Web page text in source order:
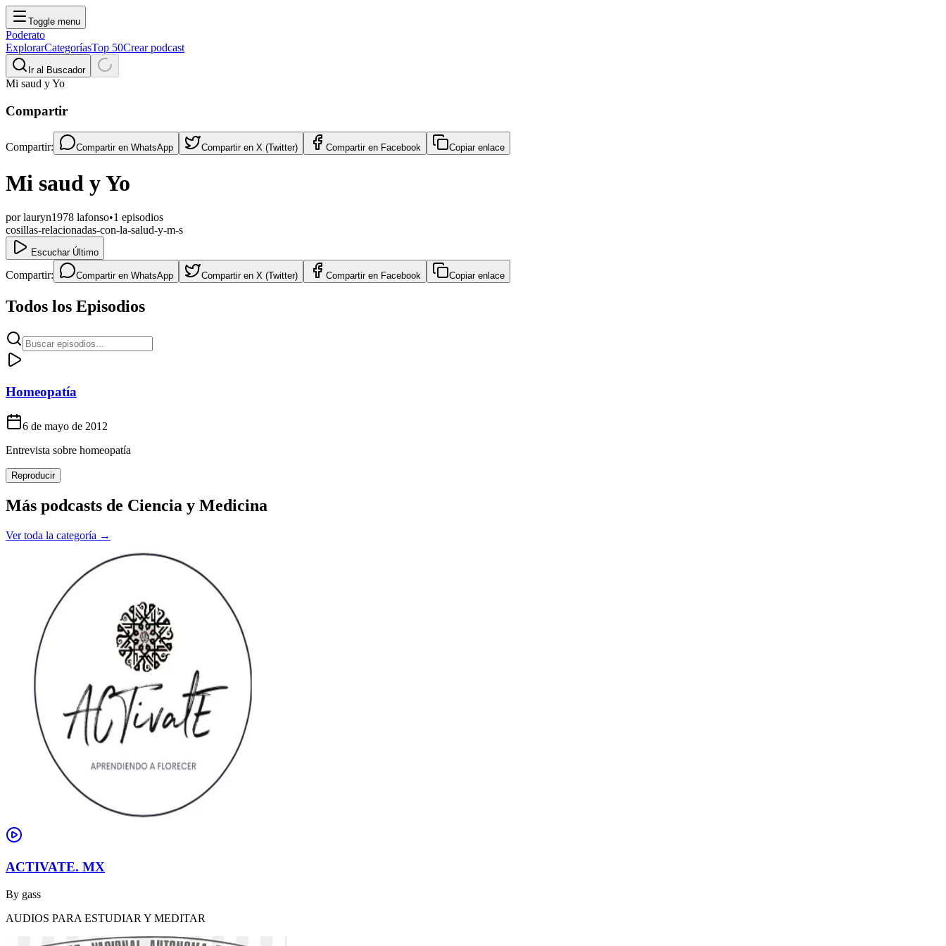
Toggle menu
Poderato
ExplorarCategoríasTop 50Crear podcast
Ir al Buscador
Mi saud y Yo
Compartir
Compartir: Compartir en WhatsApp Compartir en X (Twitter) Compartir en Facebook Copiar enlace
Mi saud y Yo
porlauryn1978 lafonso•1 episodios
cosillas-relacionadas-con-la-salud-y-m-s
Escuchar Último
Compartir: Compartir en WhatsApp Compartir en X (Twitter) Compartir en Facebook Copiar enlace
Todos los Episodios
Homeopatía
6 de mayo de 2012
Entrevista sobre homeopatía
Reproducir
Más podcasts de Ciencia y Medicina
Ver toda la categoría →
ACTIVATE. MX
By gass
AUDIOS PARA ESTUDIAR Y MEDITAR